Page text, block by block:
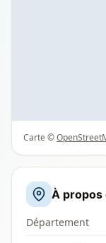
Carte ©
À propos
Département